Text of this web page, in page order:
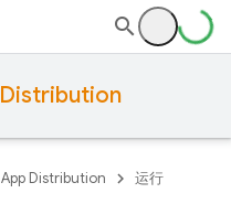
App Distribution 运行